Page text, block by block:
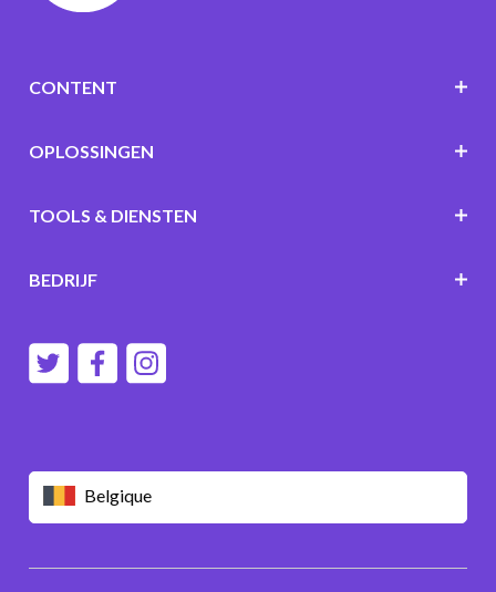
Belgique
CONTENT
OPLOSSINGEN
TOOLS & DIENSTEN
BEDRIJF